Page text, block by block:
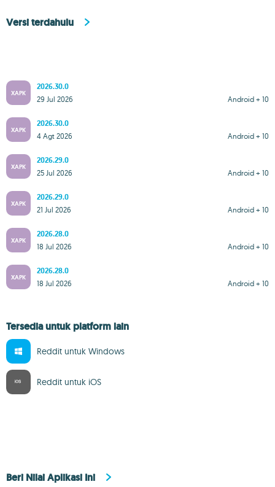
Versi terdahulu
XAPK
2026.30.0
Android + 10
29 Jul 2026
XAPK
2026.30.0
Android + 10
4 Agt 2026
XAPK
2026.29.0
Android + 10
25 Jul 2026
XAPK
2026.29.0
Android + 10
21 Jul 2026
XAPK
2026.28.0
Android + 10
18 Jul 2026
XAPK
2026.28.0
Android + 10
18 Jul 2026
Tersedia untuk platform lain
Reddit untuk Windows
Reddit untuk iOS
Beri Nilai Aplikasi Ini